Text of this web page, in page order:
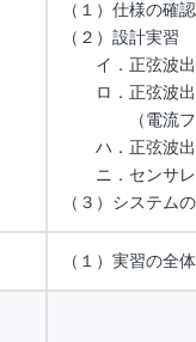
（１）仕様の確認
（２）設計実習
イ．正弦波出
ロ．正弦波出
（電流フィ
ハ．正弦波出
ニ．センサレ
（３）システ
（１）実習の全